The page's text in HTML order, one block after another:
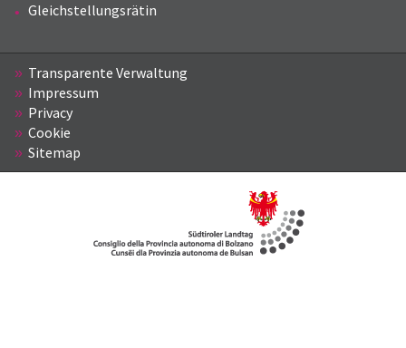
Gleichstellungsrätin
Transparente Verwaltung
Impressum
Privacy
Cookie
Sitemap